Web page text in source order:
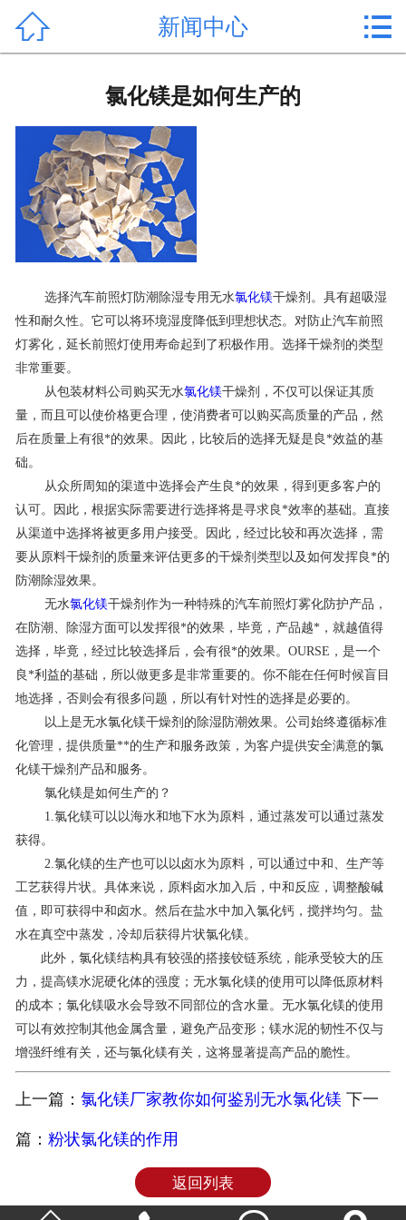
作用用途
行业动态
常见问题
联系我们
 新闻中心 
氯化镁是如何生产的
选择汽车前照灯防潮除湿专用无水氯化镁干燥剂。具有超吸湿
性和耐久性。它可以将环境湿度降低到理想状态。对防止汽车前照
灯雾化，延长前照灯使用寿命起到了积极作用。选择干燥剂的类型
非常重要。
从包装材料公司购买无水氯化镁干燥剂，不仅可以保证其质
量，而且可以使价格更合理，使消费者可以购买高质量的产品，然
后在质量上有很*的效果。因此，比较后的选择无疑是良*效益的基
础。
从众所周知的渠道中选择会产生良*的效果，得到更多客户的
认可。因此，根据实际需要进行选择将是寻求良*效率的基础。直接
从渠道中选择将被更多用户接受。因此，经过比较和再次选择，需
要从原料干燥剂的质量来评估更多的干燥剂类型以及如何发挥良*的
防潮除湿效果。
无水氯化镁干燥剂作为一种特殊的汽车前照灯雾化防护产品，
在防潮、除湿方面可以发挥很*的效果，毕竟，产品越*，就越值得
选择，毕竟，经过比较选择后，会有很*的效果。OURSE，是一个
良*利益的基础，所以做更多是非常重要的。你不能在任何时候盲目
地选择，否则会有很多问题，所以有针对性的选择是必要的。
以上是无水氯化镁干燥剂的除湿防潮效果。公司始终遵循标准
化管理，提供质量**的生产和服务政策，为客户提供安全满意的氯
化镁干燥剂产品和服务。
氯化镁是如何生产的？
1.氯化镁可以以海水和地下水为原料，通过蒸发可以通过蒸发
获得。
2.氯化镁的生产也可以以卤水为原料，可以通过中和、生产等
工艺获得片状。具体来说，原料卤水加入后，中和反应，调整酸碱
值，即可获得中和卤水。然后在盐水中加入氯化钙，搅拌均匀。盐
水在真空中蒸发，冷却后获得片状氯化镁。
此外，氯化镁结构具有较强的搭接铰链系统，能承受较大的压
力，提高镁水泥硬化体的强度；无水氯化镁的使用可以降低原材料
的成本；氯化镁吸水会导致不同部位的含水量。无水氯化镁的使用
可以有效控制其他金属含量，避免产品变形；镁水泥的韧性不仅与
增强纤维有关，还与氯化镁有关，这将显著提高产品的脆性。
上一篇： 氯化镁厂家教你如何鉴别无水氯化镁 下一
篇： 粉状氯化镁的作用
返回列表